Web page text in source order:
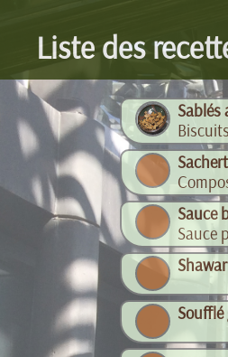
Liste des
Sablés
Sauce
Sauce
Soufflé